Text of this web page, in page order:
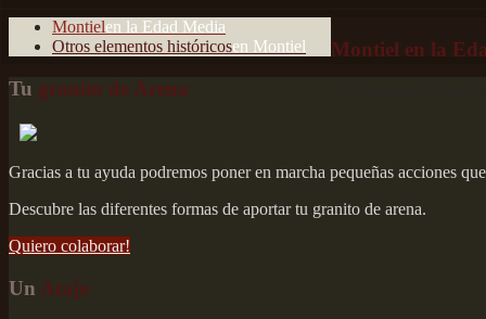
Montiel en la
Montielen la Edad Media
Otros elementos históricosen Montiel
Tu granito de Arena
Gracias a tu ayuda podremos poner en marcha pequeñas acciones
Descubre las diferentes formas de aportar tu granito de arena.
Quiero colaborar!
Un Atajo